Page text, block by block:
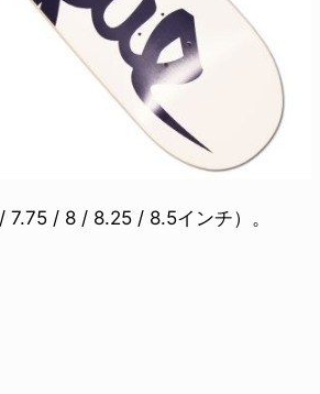
/ 8 / 8.25 / 8.5インチ）。